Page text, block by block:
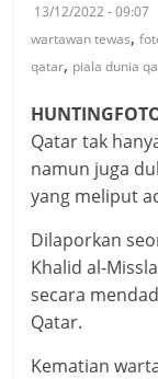
13/12/2022 - 09:07
wartawan tewas,
qatar, piala dunia
Qatar tak
namun juga
yang meliput
Dilaporkan
Khalid al-
secara
Qatar.
Kematian